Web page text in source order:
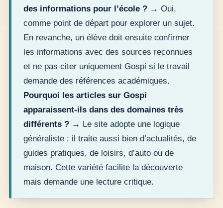
des informations pour l’école ? → Oui,
comme point de départ pour explorer un sujet.
En revanche, un élève doit ensuite confirmer
les informations avec des sources reconnues
et ne pas citer uniquement Gospi si le travail
demande des références académiques.
Pourquoi les articles sur Gospi
apparaissent-ils dans des domaines très
différents ? → Le site adopte une logique
généraliste : il traite aussi bien d’actualités, de
guides pratiques, de loisirs, d’auto ou de
maison. Cette variété facilite la découverte
mais demande une lecture critique.